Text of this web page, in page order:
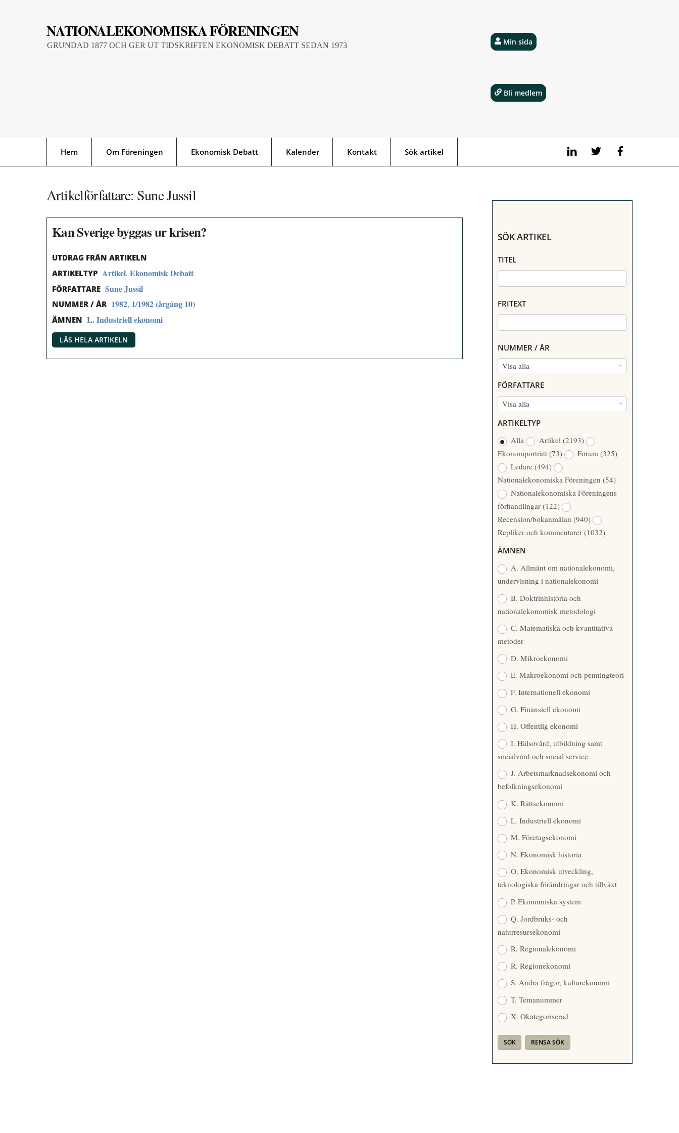
NATIONALEKONOMISKA FÖRENINGEN
GRUNDAD 1877 OCH GER UT TIDSKRIFTEN EKONOMISK DEBATT SEDAN 1973
LinkedIn Twitter
Hem Om Föreningen Ekonomisk Debatt Kalender Kontakt Sök artikel
Min sida
Bli medlem
Artikelförfattare: Sune Jussil
Kan Sverige byggas ur krisen?
UTDRAG FRÅN ARTIKELN
ARTIKELTYP Artikel, Ekonomisk Debatt
FÖRFATTARE Sune Jussil
NUMMER / ÅR 1982, 1/1982 (årgång 10)
ÄMNEN L. Industriell ekonomi
LÄS HELA ARTIKELN
SÖK ARTIKEL
TITEL
FRITEXT
NUMMER / ÅR
Visa alla
N
M
M
/
Å
R
FÖRFATTARE
Visa alla
R
F
A
T
T
A
R
E
ARTIKELTYP
Alla
Artikel (2193)
Ekonomporträtt (73) Forum (325)
Ledare (494)
Nationalekonomiska Föreningen (54)
Nationalekonomiska Föreningens
förhandlingar (122)
Recension/bokanmälan (940)
Repliker och kommentarer (1032)
ÄMNEN
A. Allmänt om nationalekonomi,
undervisning i nationalekonomi
B. Doktrinhistoria och
nationalekonomisk metodologi
C. Matematiska och kvantitativa
metoder
D. Mikroekonomi
E. Makroekonomi och penningteori
F. Internationell ekonomi
G. Finansiell ekonomi
H. Offentlig ekonomi
I. Hälsovård, utbildning samt
socialvård och social service
J. Arbetsmarknadsekonomi och
befolkningsekonomi
K. Rättsekonomi
L. Industriell ekonomi
M. Företagsekonomi
N. Ekonomisk historia
O. Ekonomisk utveckling,
teknologiska förändringar och tillväxt
P. Ekonomiska system
Q. Jordbruks- och
naturresursekonomi
R. Regionalekonomi
R. Regionekonomi
S. Andra frågor, kulturekonomi
T. Temanummer
X. Okategoriserad